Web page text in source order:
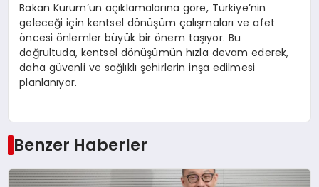
Bakan Kurum’un açıklamalarına göre, Türkiye’nin
geleceği için kentsel dönüşüm çalışmaları ve afet
öncesi önlemler büyük bir önem taşıyor. Bu
doğrultuda, kentsel dönüşümün hızla devam ederek,
daha güvenli ve sağlıklı şehirlerin inşa edilmesi
planlanıyor.
Benzer Haberler